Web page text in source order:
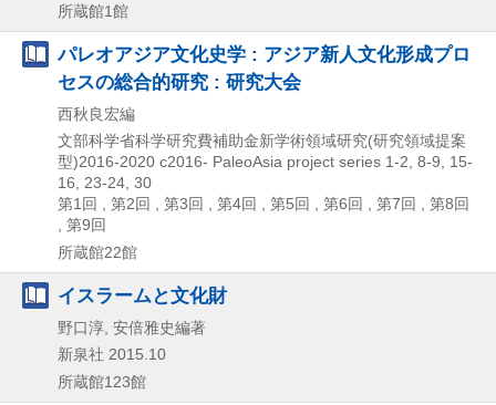
所蔵館1館
パレオアジア文化史学 : アジア新人文化形成プロ
セスの総合的研究 : 研究大会
西秋良宏編
文部科学省科学研究費補助金新学術領域研究(研究領域提案
型)2016-2020 c2016- PaleoAsia project series 1-2, 8-9,
15-
16,
23-24, 30
第1回 , 第2回 , 第3回 , 第4回 , 第5回 , 第6回 , 第7回 , 第8回
, 第9回
所蔵館22館
イスラームと文化財
野口淳, 安倍雅史編著
新泉社 2015.10
所蔵館123館